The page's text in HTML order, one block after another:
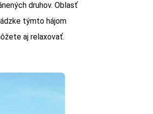
druhov. Oblasť
týmto hájom
aj relaxovať.